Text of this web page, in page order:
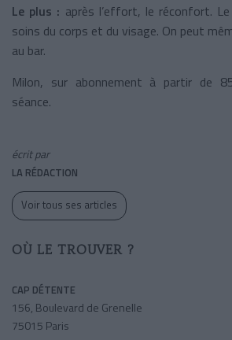
Le plus : après l’effort, le réconfort.
soins du corps et du visage. On peut
au bar.
Milon, sur abonnement à partir de
séance.
écrit par
LA RÉDACTION
Voir tous ses articles
OÙ LE TROUVER ?
CAP DÉTENTE
156, Boulevard de Grenelle
75015 Paris